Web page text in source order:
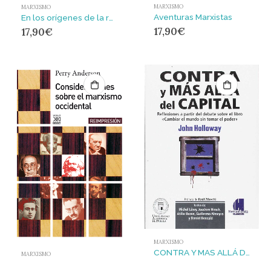
MARXISMO
17,90€
MARXISMO
Aventuras Marxistas
17,90€
MARXISMO
MARXISMO